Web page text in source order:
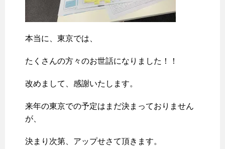
本当に、東京では、
たくさんの方々のお世話になりました！！
改めまして、感謝いたします。
来年の東京での予定はまだ決まっておりません
が、
決まり次第、アップせさて頂きます。